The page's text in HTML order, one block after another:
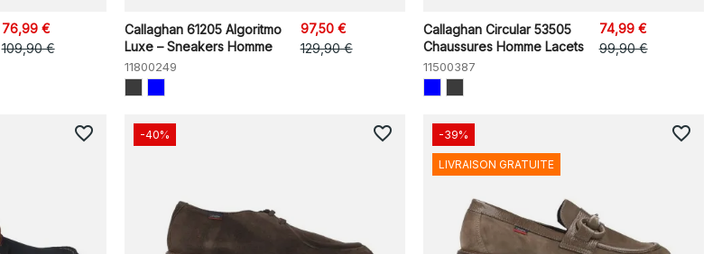
76,99 €
109,90 €
Callaghan 61205 Algoritmo
Luxe – Sneakers Homme
11800249
97,50 €
129,90 €
Callaghan Circular 53505
Chaussures Homme Lacets
11500387
74,99 €
99,90 €
favorite_border -40% favorite_border -39%
LIVRAISON GRATUITE
favorite_border